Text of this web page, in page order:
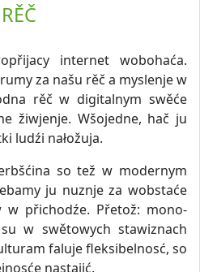
RĚČ
internet wobohaća.
za našu rěč a myslenje w
rěč w digitalnym swěće
žiwjenje. Wšojedne, hač ju
ludźi nałožuja.
so tež w modernym
ju nuznje za wobstaće
w přichodźe. Přetož: mono-
w swětowych stawiznach
faluje fleksibelnosć, so
nastajić.